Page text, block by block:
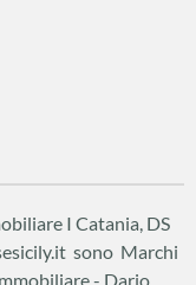
I Catania, DS
sono Marchi
- Dario